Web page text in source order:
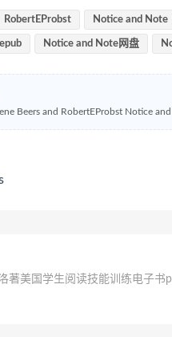
RobertEProbst Notice and Note
Notice and Note网盘
Beers and RobertEProbst Notice
著美国学生阅读技能训练电子书